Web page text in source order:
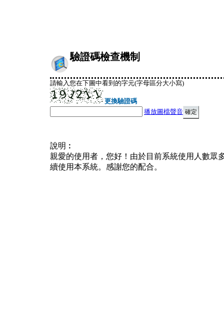
驗證碼檢查機制
請輸入您在下圖中看到的字元(字母區分大小寫)
更換驗證碼
播放圖檔聲音
說明︰
親愛的使用者，您好！由於目前系統使用人數眾
續使用本系統。感謝您的配合。